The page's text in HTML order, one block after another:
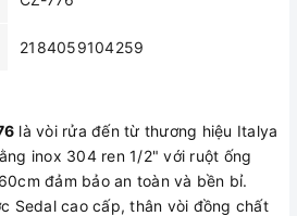
2184059104259
là vòi rửa đến từ thương hiệu Italya
inox 304 ren 1/2" với ruột ống
đảm bảo an toàn và bền bỉ.
Sedal cao cấp, thân vòi đồng chất